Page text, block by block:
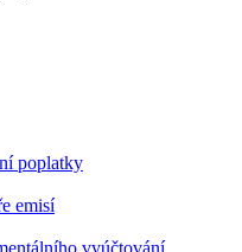
poplatky
emisí
vyúčtování